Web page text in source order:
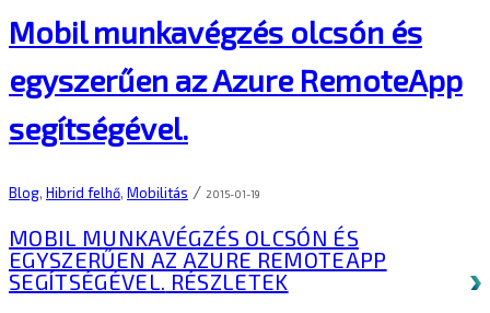
Mobil munkavégzés olcsón és
egyszerűen az Azure RemoteApp
segítségével.
Blog, Hibrid felhő, Mobilitás / 2015-01-19
MOBIL MUNKAVÉGZÉS OLCSÓN ÉS
EGYSZERŰEN AZ AZURE REMOTEAPP
SEGÍTSÉGÉVEL. RÉSZLETEK